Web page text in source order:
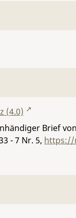
(4.0)
Brief
- 7 Nr. 5, https://